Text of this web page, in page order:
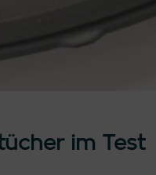
im Test